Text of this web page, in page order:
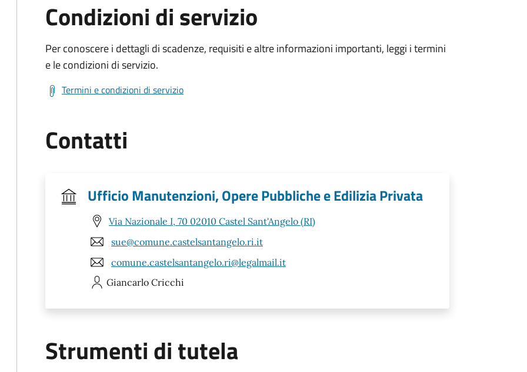
Condizioni di servizio
Per conoscere i dettagli di scadenze, requisiti e altre informazioni importanti, leggi i termini
e le condizioni di servizio.
Termini e condizioni di servizio
Contatti
Ufficio Manutenzioni, Opere Pubbliche e Edilizia Privata
Via Nazionale I, 70 02010 Castel Sant'Angelo (RI)
sue@comune.castelsantangelo.ri.it
comune.castelsantangelo.ri@legalmail.it
Giancarlo Cricchi
Strumenti di tutela